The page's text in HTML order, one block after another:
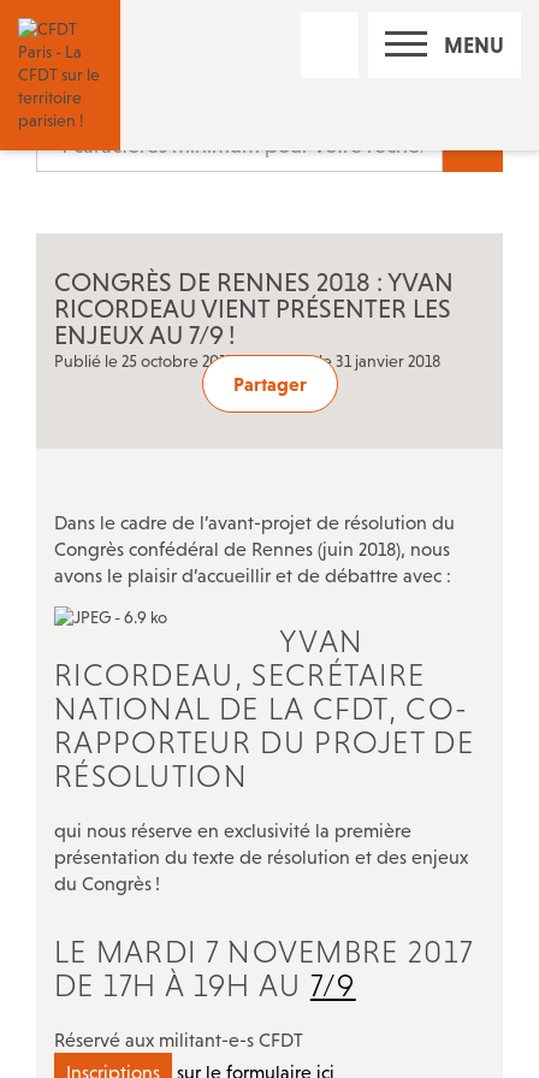
RECHERCHE MENU
Nos réseaux sociaux
Contact
Trouver un conseiller du salarié
ÉVÉNEMENTS
Décryptage
Outils militants
LE 7/9 : Un lieu d’accueil CFDT au service des salariés
Nos instances
Nos ateliers-débats
Notre histoire
Guide de vos droits après l’entretien préalable
CONGRÈS DE RENNES 2018 : YVAN
RICORDEAU VIENT PRÉSENTER LES
ENJEUX AU 7/9 !
Publié le 25 octobre 2017 • Mis à jour le 31 janvier 2018
Partager
Dans le cadre de l’avant-projet de résolution du
Congrès confédéral de Rennes (juin 2018), nous
avons le plaisir d’accueillir et de débattre avec :
YVAN
RICORDEAU, SECRÉTAIRE
NATIONAL DE LA CFDT, CO-
RAPPORTEUR DU PROJET DE
RÉSOLUTION
qui nous réserve en exclusivité la première
présentation du texte de résolution et des enjeux
du Congrès !
LE MARDI 7 NOVEMBRE 2017
DE 17H À 19H AU 7/9
Réservé aux militant-e-s CFDT
Inscriptions
sur le formulaire ici